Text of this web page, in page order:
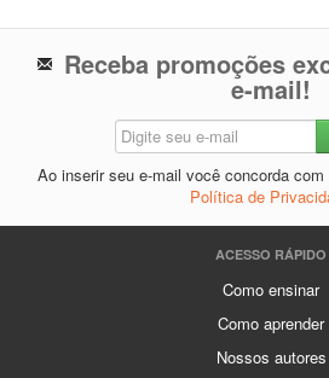
Receba promoções
e-mail!
Ao inserir seu e-mail você concorda com
Política de
ACESSO RÁPIDO
Como ensinar
Como aprender
Nossos autores